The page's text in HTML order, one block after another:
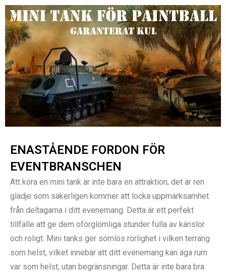
Hoppa
till
innehåll
ENASTÅENDE FORDON FÖR
EVENTBRANSCHEN
Att köra en mini tank är inte bara en attraktion, det är ren
glädje som säkerligen kommer att locka uppmärksamhet
från deltagarna i ditt evenemang. Detta är ett perfekt
tillfälle att ge dem oförglömliga stunder fulla av känslor
och roligt. Mini tanks ger sömlös rörlighet i vilken terräng
som helst, vilket innebär att ditt evenemang kan äga rum
var som helst, utan begränsningar. Detta är inte bara bra